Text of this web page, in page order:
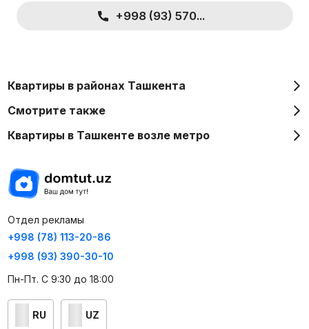
+998 (93) 570...
Квартиры в районах Ташкента
Смотрите также
Квартиры в Ташкенте возле метро
Отдел рекламы
+998 (78) 113-20-86
+998 (93) 390-30-10
Пн-Пт. С 9:30 до 18:00
RU UZ